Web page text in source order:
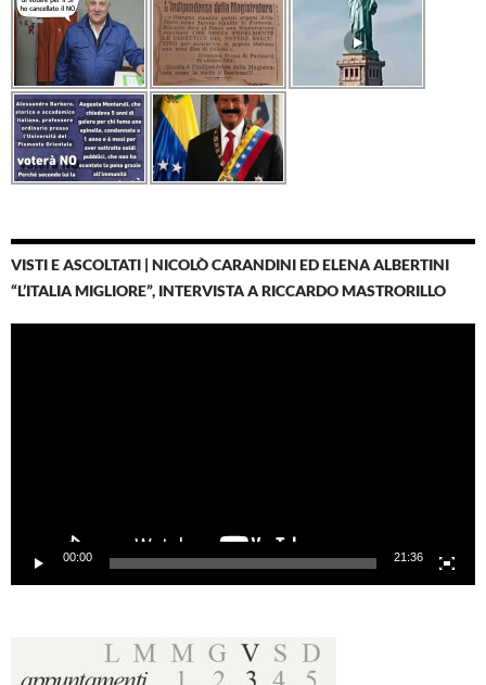
VISTI E ASCOLTATI | NICOLÒ CARANDINI ED ELENA ALBERTINI
“L’ITALIA MIGLIORE”, INTERVISTA A RICCARDO MASTRORILLO
00:00 21:36